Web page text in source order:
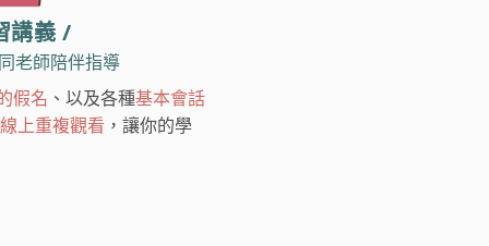
講義 /
老師陪伴指導
假名 、以及各種基本會話
線上重複觀看 ，讓你的學